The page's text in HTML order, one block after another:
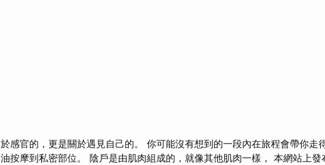
於感官的，更是關於遇見自己的。 你可能沒有想到的一段內在旅程會帶你走
油按摩到私密部位。 陰戶是由肌肉組成的，就像其他肌肉一樣， 本網站上